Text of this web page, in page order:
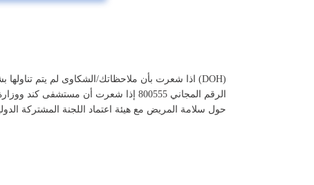
(DOH) اذا شعرت بأن ملاحظاتك/الشكاوى لم يتم تناولها بشكل كاف من قبل المستشفى يمكنك أن تخاطب وزارة الصحة في أبوظبي على
الرقم المجاني 800555 إذا شعرت أن مستشفى كند ووزارة الصحة لم يقومان بحل مشكلتك بشكل ملائم يمكنك تقديم شكوى
حول سلامة المريض مع هيئة اعتماد اللجنة المشتركة